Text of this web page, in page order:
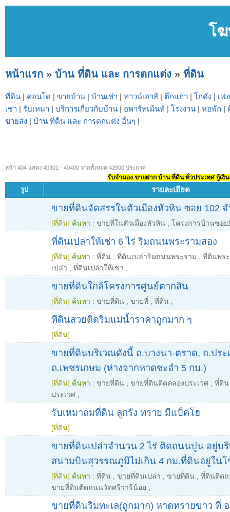
โ
หน้าแรก » บ้าน ที่ดิน และ การตกแต่ง » ที่ดิน
ที่ดิน | คอนโด | ขายบ้าน | บ้านเช่า | ทาวน์เฮาส์ | ตึกแถว | โกดัง | เฟ
เช่า | รับเหมา | บริการเกี่ยวกับบ้าน | อพาร์ทเม้นท์ | โรงงาน | หอพัก |
ขายส่ง | บ้าน ที่ดิน และ การตกแต่ง อื่นๆ |
หน้า 404 แสดง 40301 - 40400 จากทั้งหมด 42900 ประกาศ
รับจำนอง ขายฝาก บ้าน ที่ดิน ทั่วประเทศ กู้เงิ
รูป รายละเอียด
ขายที่ดินจัดสรรในตัวเมืองหัวหิน ซอย 102
[ที่ดิน] ค้นหา : ขายที่ในตัวเมืองหัวหิน โครงการบ้านซอย
ที่ดินเปล่าให้เช่า 6 ไร่ ริมถนนพระรามสอง
[ที่ดิน] ค้นหา : ที่ดิน ที่ดินเปล่าริมถนนพระราม
ที่ดินพร
เปล่า
ที่ดินเปล่าให้เช่า
ขายที่ดินใกล้โครงการศูนย์ตากสิน
[ที่ดิน] ค้นหา : ขายที่ดิน ขายที่ ที่ดิน
ทีดินสวยติดริมแม่น้ำราคาถูกมาก ๆ
[ที่ดิน]
ขายที่ดินบริเวณดังนี้ ถ.บางนา-ตราด, ถ.ประ
ถ.เพชรเกษม (ห่างจากหาดชะอำ 5 กม.)
[ที่ดิน] ค้นหา : ขายที่ดิน ขายที่ดินติดคลองประเวศ ที่ดิน
ประเวศ
รับเหมาถมที่ดิน ลูกรัง ทราย มีแบ็คโฮ
[ที่ดิน]
ขายที่ดินเปล่าจำนวน 2 ไร่ ติดถนนปูน อยู่บ
สนามบินสุวรรณภูมิไม่เกิน 4 กม.ที่ดินอยู่ใน
[ที่ดิน] ค้นหา : ที่ดิน ขายที่ดินเปล่า ขายที่ดิน
ที่ดินติดถ
ขายที่ดินติดถนนวัดศรีวารีน้อย
ขายที่ดินริมทะเล(ถูกมาก) หาดทรายขาว ที่